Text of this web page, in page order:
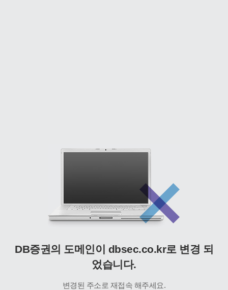
DB증권의 도메인이 dbsec.co.kr로 변경 되
었습니다.
변경된 주소로 재접속 해주세요.